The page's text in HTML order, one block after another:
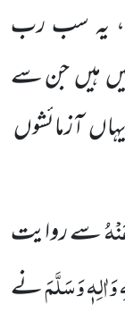
یہ سب رب
ہیںجن سے
آزمائشوں
سے روایت
وَاٰلِہٖ وَسَلَّمَنے